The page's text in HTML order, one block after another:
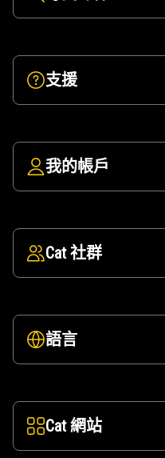
支援
我的帳戶
Cat 社群
語言
Cat 網站